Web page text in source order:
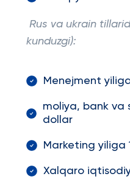
Rus va ukrain
kunduzgi):
Menejment
moliya, bank va
dollar
Marketing yiliga
Xalqaro